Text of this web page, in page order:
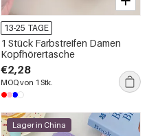
13-25 TAGE
1 Stück Farbstreifen Damen
Kopfhörertasche
€2,28
MOQ von 1 Stk.
Lager in China